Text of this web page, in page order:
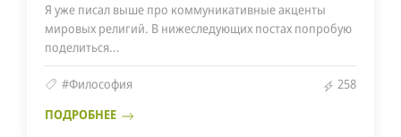
Я уже писал выше про коммуникативные акценты
мировых религий. В нижеследующих постах попробую
поделиться...
#Философия
258
ПОДРОБНЕЕ